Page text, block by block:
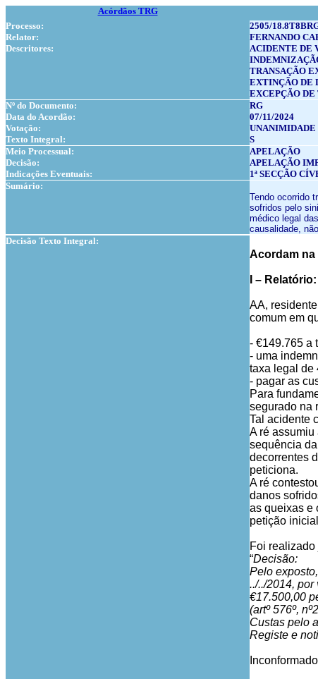
Acórdãos TRG
Processo:
2505/
Relator:
FERNANDO
Descritores:
ACIDENTE DE
TRANSAÇÃO
EXTINÇÃO DE
EXCEPÇÃO DE
Nº do Documento:
RG
Data do Acordão:
07/11/2024
Votação:
UNANIMIDADE
Texto Integral:
S
Meio Processual:
APELAÇÃO
Decisão:
APELAÇÃO
Indicações Eventuais:
1ª SECÇÃO
Sumário:
Tendo ocorrido
sofridos pelo
médico legal
causalidade,
Decisão Texto Integral:
Acordam na
I – Relatório:
AA,
comum em
- €149.765 a
- uma
taxa legal de
- pagar as
Para
segurado na
Tal acidente
A ré
sequência
decorrentes
peticiona.
A ré
danos
as queixas e
petição
Foi
“Decisão:
Pelo
../../2014,
€17.500,00
(artº 576º,
Custas pelo
Registe e